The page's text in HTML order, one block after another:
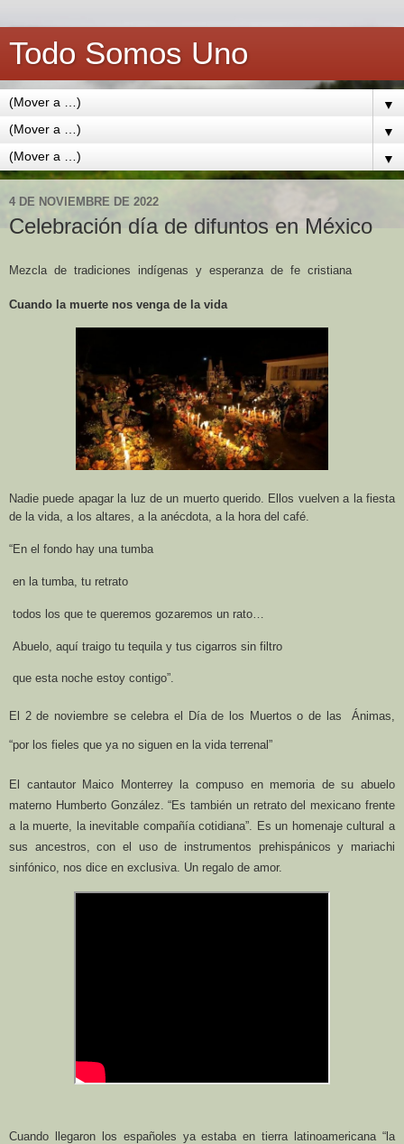
Todo Somos Uno
▼
▼
▼
4 DE NOVIEMBRE DE 2022
Celebración día de difuntos en México
Mezcla de tradiciones indígenas y esperanza de fe cristiana
Cuando la muerte nos venga de la vida
Nadie puede apagar la luz de un muerto querido. Ellos vuelven a la fiesta
de la vida, a los altares, a la anécdota, a la hora del café.
“En el fondo hay una tumba
en la tumba, tu retrato
todos los que te queremos gozaremos un rato…
Abuelo, aquí traigo tu tequila y tus cigarros sin filtro
que esta noche estoy contigo”.
El 2 de noviembre se celebra el Día de los Muertos o de las Ánimas,
“por los fieles que ya no siguen en la vida terrenal”
El cantautor Maico Monterrey la compuso en memoria de su abuelo
materno Humberto González. “Es también un retrato del mexicano frente
a la muerte, la inevitable compañía cotidiana”. Es un homenaje cultural a
sus ancestros, con el uso de instrumentos prehispánicos y mariachi
sinfónico, nos dice en exclusiva. Un regalo de amor.
Cuando llegaron los españoles ya estaba en tierra latinoamericana “la